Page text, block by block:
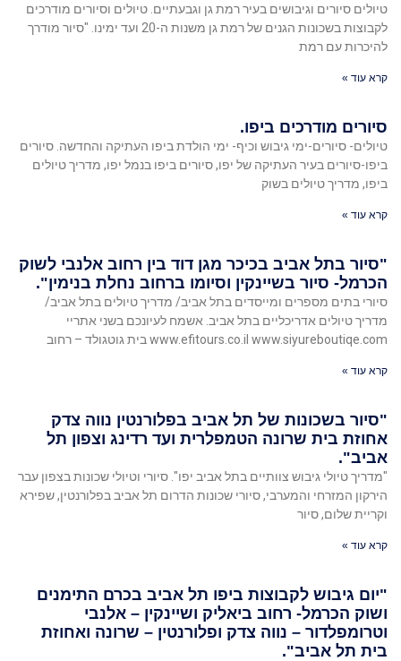
טיולים סיורים וגיבושים בעיר רמת גן וגבעתיים. טיולים וסיורים מודרכים
לקבוצות בשכונות הגנים של רמת גן משנות ה-20 ועד ימינו. "סיור מודרך
להיכרות עם רמת
קרא עוד »
סיורים מודרכים ביפו.
טיולים- סיורים-ימי גיבוש וכיף- ימי הולדת ביפו העתיקה והחדשה. סיורים
ביפו-סיורים בעיר העתיקה של יפו, סיורים ביפו בנמל יפו, מדריך טיולים
ביפו, מדריך טיולים בשוק
קרא עוד »
"סיור בתל אביב בכיכר מגן דוד בין רחוב אלנבי לשוק
הכרמל- סיור בשיינקין וסיומו ברחוב נחלת בנימין".
סיורי בתים מספרים ומייסדים בתל אביב/ מדריך טיולים בתל אביב/
מדריך טיולים אדריכליים בתל אביב. אשמח לעיונכם בשני אתריי
www.efitours.co.il www.siyureboutiqe.com בית גוטגולד – רחוב
קרא עוד »
"סיור בשכונות של תל אביב בפלורנטין נווה צדק
אחוזת בית שרונה הטמפלרית ועד רדינג וצפון תל
אביב".
"מדריך טיולי גיבוש צוותיים בתל אביב יפו". סיורי וטיולי שכונות בצפון עבר
הירקון המזרחי והמערבי, סיורי שכונות הדרום תל אביב בפלורנטין, שפירא
וקריית שלום, סיור
קרא עוד »
"יום גיבוש לקבוצות ביפו תל אביב בכרם התימנים
ושוק הכרמל- רחוב ביאליק ושיינקין – אלנבי
וטרומפלדור – נווה צדק ופלורנטין – שרונה ואחוזת
בית תל אביב".